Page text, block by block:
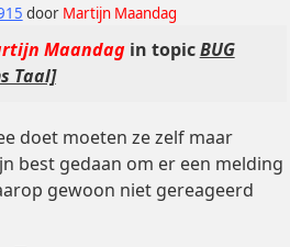
door Martijn Maandag
Maandagin topicBUG
Taal]
doet moeten ze zelf maar
best gedaan om er een melding
gewoon niet gereageerd